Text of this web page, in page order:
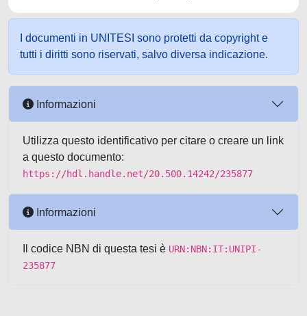
I documenti in UNITESI sono protetti da copyright e
tutti i diritti sono riservati, salvo diversa indicazione.
Informazioni
Utilizza questo identificativo per citare o creare un link
a questo documento:
https://hdl.handle.net/20.500.14242/235877
Informazioni
Il codice NBN di questa tesi è URN:NBN:IT:UNIPI-
235877